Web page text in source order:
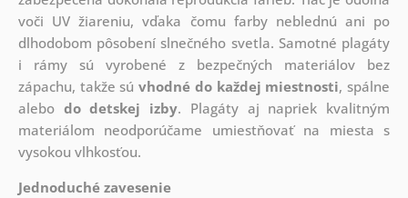
voči UV žiareniu, vďaka čomu farby neblednú ani po
dlhodobom pôsobení slnečného svetla. Samotné plagáty
i rámy sú vyrobené z bezpečných materiálov bez
zápachu, takže súvhodné do každej miestnosti, spálne
alebo do detskej izby. Plagáty aj napriek kvalitným
materiálom neodporúčame umiestňovať na miesta s
vysokou vlhkosťou.
Jednoduché zavesenie